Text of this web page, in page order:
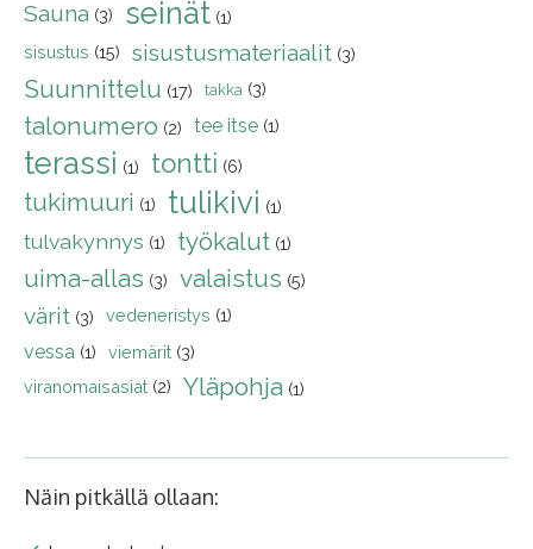
Sauna (3) seinät (1)
sisustus (15) sisustusmateriaalit (3)
Suunnittelu (17) takka (3)
talonumero (2) tee itse (1)
terassi (1) tontti (6)
tukimuuri (1) tulikivi (1)
tulvakynnys (1) työkalut (1)
uima-allas (3) valaistus (5)
värit (3) vedeneristys (1)
vessa (1) viemärit (3)
viranomaisasiat (2) Yläpohja (1)
Näin pitkällä ollaan: